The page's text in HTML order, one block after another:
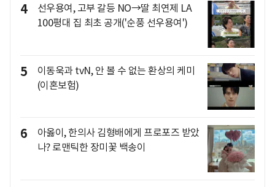
4
선우용여, 고부 갈등 NO→딸 최연제 LA
100평대 집 최초 공개('순풍 선우용여')
5
이동욱과 tvN, 안 볼 수 없는 환상의 케미
(이혼보험)
6
아옳이, 한의사 김형배에게 프로포즈 받았
나? 로맨틱한 장미꽃 백송이